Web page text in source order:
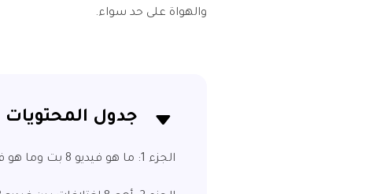
والهواة على حد سواء.
جدول المحتويات
الجزء 1: ما هو فيديو 8 بت وما هو فيديو 10 بت؟